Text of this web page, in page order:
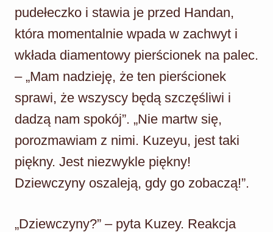
pudełeczko i stawia je przed Handan,
która momentalnie wpada w zachwyt i
wkłada diamentowy pierścionek na palec.
– „Mam nadzieję, że ten pierścionek
sprawi, że wszyscy będą szczęśliwi i
dadzą nam spokój”. „Nie martw się,
porozmawiam z nimi. Kuzeyu, jest taki
piękny. Jest niezwykle piękny!
Dziewczyny oszaleją, gdy go zobaczą!”.
„Dziewczyny?” – pyta Kuzey. Reakcja